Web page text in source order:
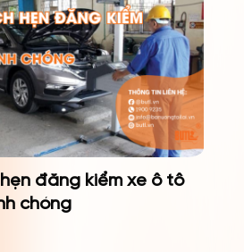
đăng kiểm xe ô tô
chóng